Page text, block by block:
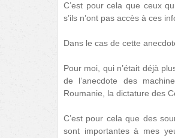
C’est pour cela que ceux
s’ils n’ont pas accès à ces
Dans le cas de cette
Pour moi, qui n’était déjà
de l’anecdote des
Roumanie, la dictature des
C’est pour cela que des
sont importantes à mes